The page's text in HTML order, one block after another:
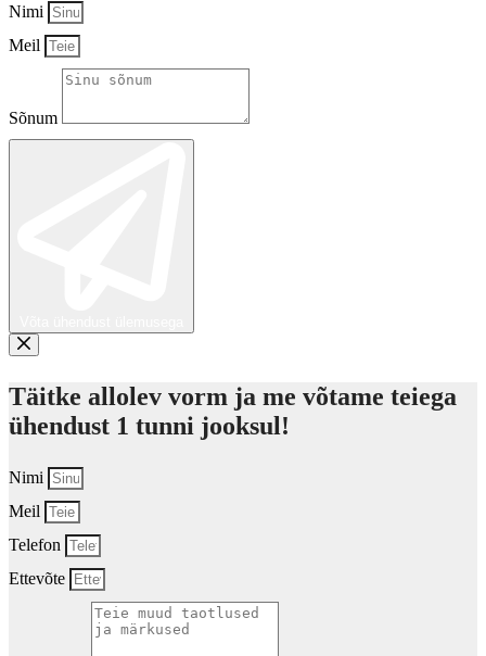
Nimi
Meil
Sõnum
Täitke allolev vorm ja me võtame teiega
ühendust 1 tunni jooksul!
Nimi
Meil
Telefon
Ettevõte